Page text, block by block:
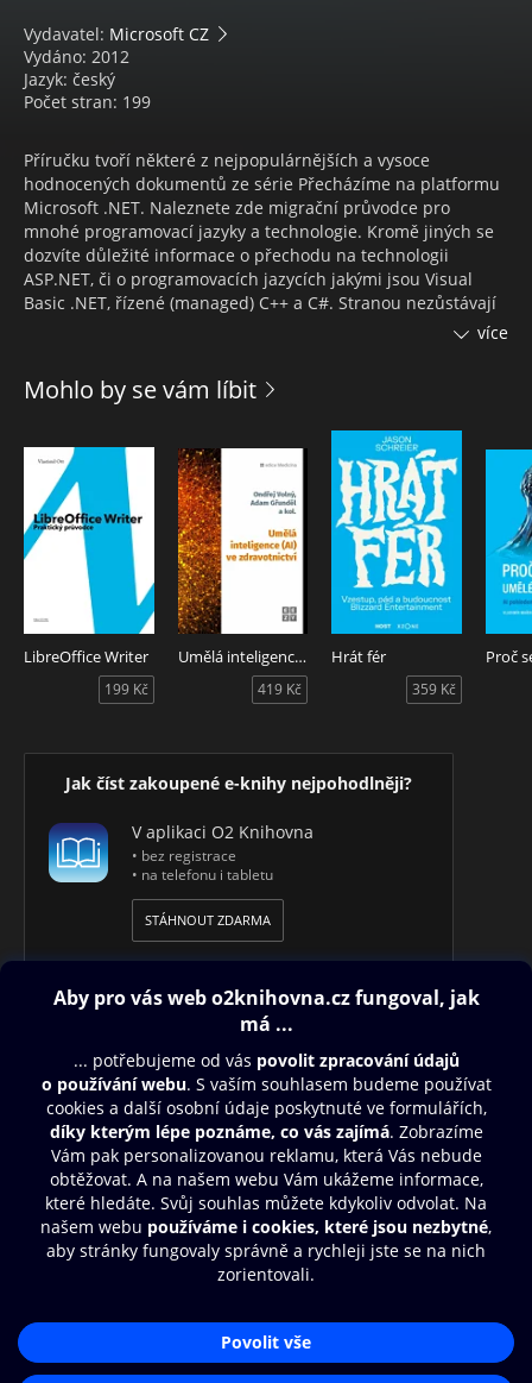
Vydavatel: Microsoft CZ
Vydáno: 2012
Jazyk: český
Počet stran: 199
Příručku tvoří některé z nejpopulárnějších a vysoce
hodnocených dokumentů ze série Přecházíme na platformu
Microsoft .NET. Naleznete zde migrační průvodce pro
mnohé programovací jazyky a technologie. Kromě jiných se
dozvíte důležité informace o přechodu na technologii
ASP.NET, či o programovacích jazycích jakými jsou Visual
Basic .NET, řízené (managed) C++ a C#. Stranou nezůstávají
ani programátoři pracující v jazyce Java, neboť pro ně je
těšit také na vyčerpávající informace o ADO.NET, COM
více
Mohlo by se vám líbit
LibreOffice Writer
199 Kč
Umělá inteligence (AI) ve zdravotnictví
419 Kč
Hrát fér
359 Kč
Jak číst zakoupené e-knihy nejpohodlněji?
V aplikaci O2 Knihovna
• bez registrace
• na telefonu i tabletu
STÁHNOUT ZDARMA
Obsah ke stažení
Moje O2 Knihovna
Další zábava
© O2 Czech Republic a.s.
Zásady zpracování osobních údajůAplikace O2 Knihovna